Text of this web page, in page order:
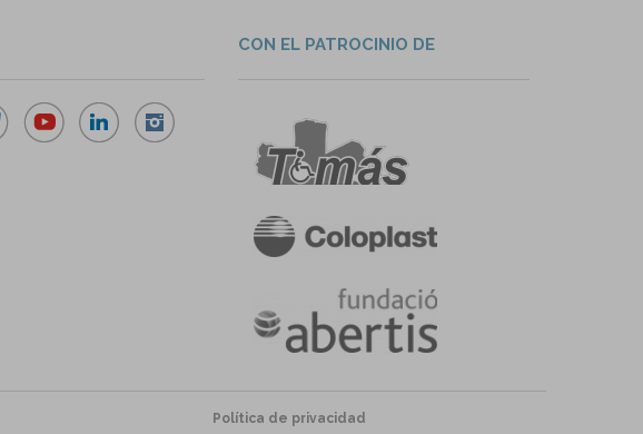
CON EL PATROCINIO DE
Política de privacidad